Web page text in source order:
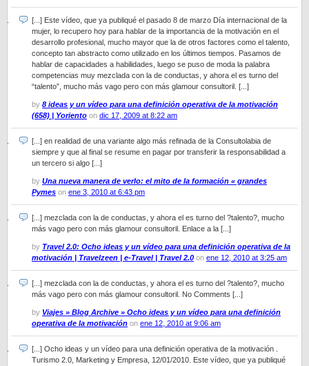
[...] Este vídeo, que ya publiqué el pasado 8 de marzo Día internacional de la
mujer, lo recupero hoy para hablar de la importancia de la motivación en el
desarrollo profesional, mucho mayor que la de otros factores como el talento,
concepto tan abstracto como utilizado en los últimos tiempos. Pasamos de
hablar de capacidades a habilidades, luego se puso de moda la palabra
competencias muy mezclada con la de conductas, y ahora el es turno del
“talento”, mucho más vago pero con más glamour consultoril. [...]
by 8 ideas y un vídeo para una definición operativa de la motivación
(658) | Yoriento on dic 17, 2009 at 8:22 am
[...] en realidad de una variante algo más refinada de la Consultolabia de
siempre y que al final se resume en pagar por transferir la responsabilidad a
un tercero si algo [...]
by Una nueva manera de verlo: el mito de la formación « grandes
Pymes on ene 3, 2010 at 6:43 pm
[...] mezclada con la de conductas, y ahora el es turno del ?talento?, mucho
más vago pero con más glamour consultoril. Enlace a la [...]
by Travel 2.0: Ocho ideas y un vídeo para una definición operativa de la
motivación | Travelzeen | e-Travel | Travel 2.0 on ene 12, 2010 at 3:25 am
[...] mezclada con la de conductas, y ahora el es turno del ?talento?, mucho
más vago pero con más glamour consultoril. No Comments [...]
by Viajes » Blog Archive » Ocho ideas y un vídeo para una definición
operativa de la motivación on ene 12, 2010 at 9:06 am
[...] Ocho ideas y un vídeo para una definición operativa de la motivación .
Turismo 2.0, Marketing y Empresa, 12/01/2010. Este vídeo, que ya publiqué